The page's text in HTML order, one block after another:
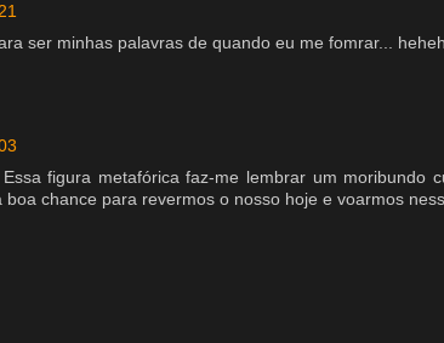
ser minhas palavras de quando eu me fomrar...
figura metafórica faz-me lembrar um moribundo
chance para revermos o nosso hoje e voarmos